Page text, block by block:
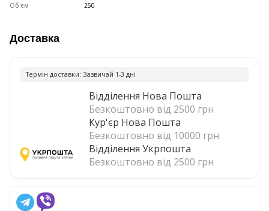
Об'єм
250
Доставка
Термiн доставки: Зазвичай 1-3 днi
Відділення Нова Пошта
Безкоштовно від 2500 грн
Кур'єр Нова Пошта
Безкоштовно від 10000 грн
Відділення Укрпошта
Безкоштовно від 2500 грн